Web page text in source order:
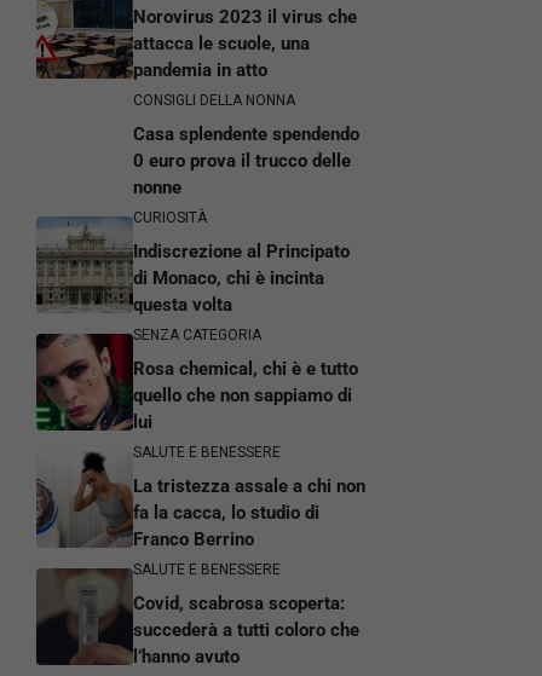
Norovirus 2023 il virus che
attacca le scuole, una
pandemia in atto
CONSIGLI DELLA NONNA
Casa splendente spendendo
0 euro prova il trucco delle
nonne
CURIOSITÀ
Indiscrezione al Principato
di Monaco, chi è incinta
questa volta
SENZA CATEGORIA
Rosa chemical, chi è e tutto
quello che non sappiamo di
lui
SALUTE E BENESSERE
La tristezza assale a chi non
fa la cacca, lo studio di
Franco Berrino
SALUTE E BENESSERE
Covid, scabrosa scoperta:
succederà a tutti coloro che
l’hanno avuto